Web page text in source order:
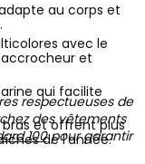
au corps et
avec le
accrocheur et
qui facilite
et offrent plus
de l'année.
respectueuses de
des vêtements
100pour garantir